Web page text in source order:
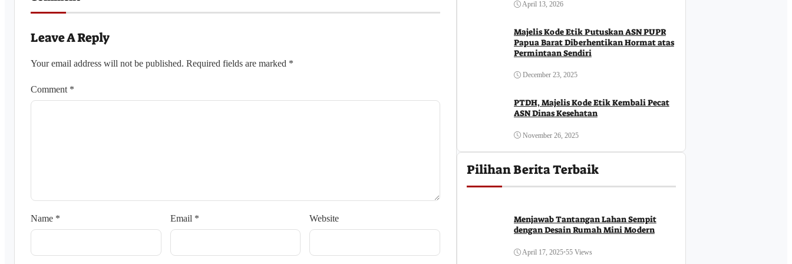
Leave A Reply
Your email address will not be published. Required fields are marked *
Comment *
Name * Email * Website
April 13, 2026
Majelis Kode Etik Putuskan ASN PUPR
Papua Barat Diberhentikan Hormat atas
Permintaan Sendiri
December 23, 2025
PTDH, Majelis Kode Etik Kembali Pecat
ASN Dinas Kesehatan
November 26, 2025
Pilihan Berita Terbaik
Menjawab Tantangan Lahan Sempit
dengan Desain Rumah Mini Modern
April 17, 2025•55 Views